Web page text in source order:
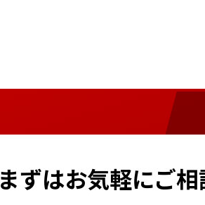
まずはお気軽にご